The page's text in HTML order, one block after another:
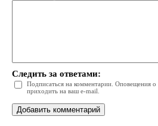
Следить за ответами:
Подписаться на комментарии. Оповещения
приходить на ваш e-mail.